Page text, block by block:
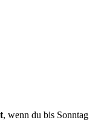
, wenn du bis Sonntag